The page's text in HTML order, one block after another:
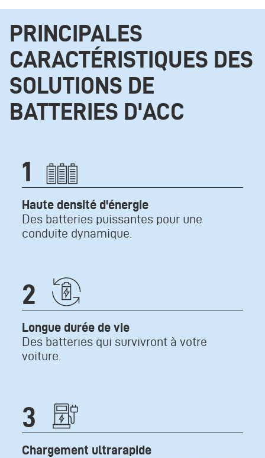
PRINCIPALES
CARACTÉRISTIQUES DES
SOLUTIONS DE
BATTERIES D'ACC
1
Texte
Haute densité d'énergie
Des batteries puissantes pour une
conduite dynamique.
2
Texte
Longue durée de vie
Des batteries qui survivront à votre
voiture.
3
Texte
Chargement ultrarapide